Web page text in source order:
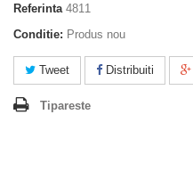
Referinta 4811
Conditie: Produs nou
Tweet Distribuiti
Tipareste